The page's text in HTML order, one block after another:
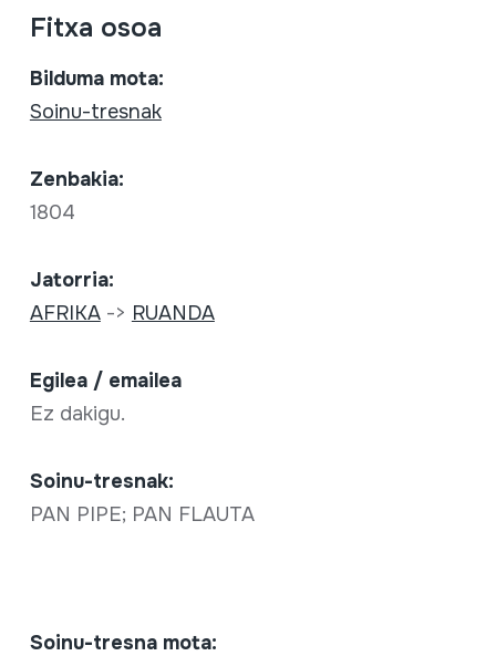
Fitxa osoa
Bilduma mota:
Soinu-tresnak
Zenbakia:
1804
Jatorria:
AFRIKA-> RUANDA
Egilea / emailea
Ez dakigu.
Soinu-tresnak:
PAN PIPE; PAN FLAUTA
Soinu-tresna mota: